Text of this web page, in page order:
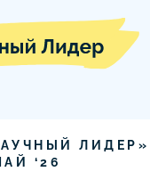
‘26